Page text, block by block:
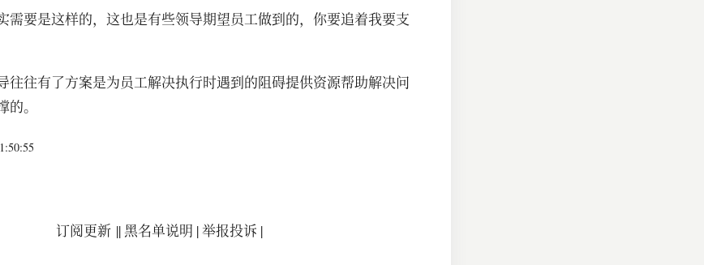
需要是这样的，这也是有些领导期望员工做到的，你要追着我要支
往往有了方案是为员工解决执行时遇到的阻碍提供资源帮助解决问
。
订阅更新||黑名单说明 |举报投诉 |